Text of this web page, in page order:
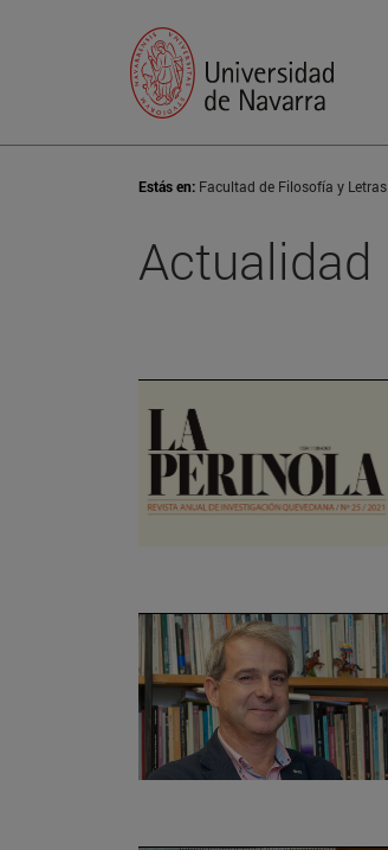
Estás en: Facultad de Filosofía y Letras
Actualidad